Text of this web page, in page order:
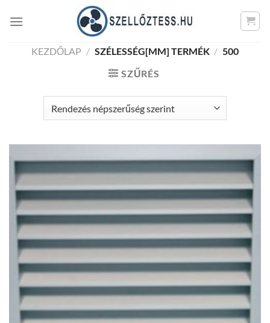
KEZDŐLAP / SZÉLESSÉG[MM] TERMÉK / 500
SZŰRÉS